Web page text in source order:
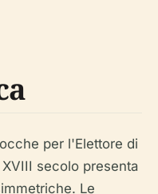
per l'Elettore di
secolo presenta
Le